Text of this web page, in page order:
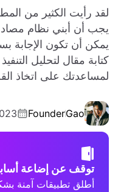
لقد رأيت الكثير من
يجب أن أبني نظام
يمكن أن تكون الإجابة
كتابة مقال لتحليل
لمساعدتك على اتخاذ
Gao
Founder
توقف عن إضاعة